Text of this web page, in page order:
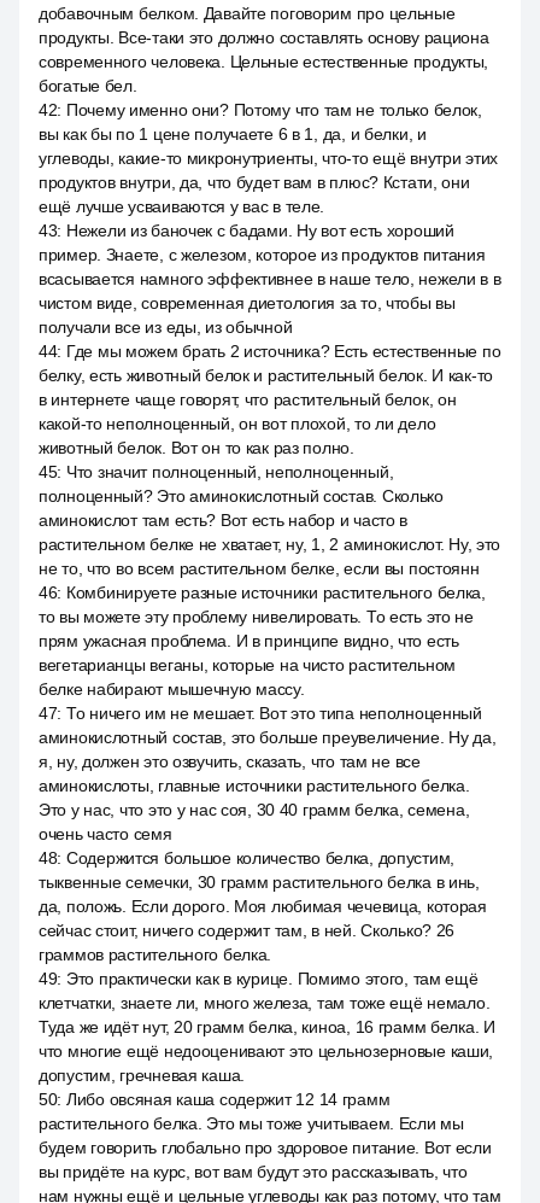
добавочным белком. Давайте поговорим про цельные
продукты. Все-таки это должно составлять основу рациона
современного человека. Цельные естественные продукты,
богатые бел.
42: Почему именно они? Потому что там не только белок,
вы как бы по 1 цене получаете 6 в 1, да, и белки, и
углеводы, какие-то микронутриенты, что-то ещё внутри этих
продуктов внутри, да, что будет вам в плюс? Кстати, они
ещё лучше усваиваются у вас в теле.
43: Нежели из баночек с бадами. Ну вот есть хороший
пример. Знаете, с железом, которое из продуктов питания
всасывается намного эффективнее в наше тело, нежели в в
чистом виде, современная диетология за то, чтобы вы
получали все из еды, из обычной
44: Где мы можем брать 2 источника? Есть естественные по
белку, есть животный белок и растительный белок. И как-то
в интернете чаще говорят, что растительный белок, он
какой-то неполноценный, он вот плохой, то ли дело
животный белок. Вот он то как раз полно.
45: Что значит полноценный, неполноценный,
полноценный? Это аминокислотный состав. Сколько
аминокислот там есть? Вот есть набор и часто в
растительном белке не хватает, ну, 1, 2 аминокислот. Ну, это
не то, что во всем растительном белке, если вы постоянн
46: Комбинируете разные источники растительного белка,
то вы можете эту проблему нивелировать. То есть это не
прям ужасная проблема. И в принципе видно, что есть
вегетарианцы веганы, которые на чисто растительном
белке набирают мышечную массу.
47: То ничего им не мешает. Вот это типа неполноценный
аминокислотный состав, это больше преувеличение. Ну да,
я, ну, должен это озвучить, сказать, что там не все
аминокислоты, главные источники растительного белка.
Это у нас, что это у нас соя, 30 40 грамм белка, семена,
очень часто семя
48: Содержится большое количество белка, допустим,
тыквенные семечки, 30 грамм растительного белка в инь,
да, положь. Если дорого. Моя любимая чечевица, которая
сейчас стоит, ничего содержит там, в ней. Сколько? 26
граммов растительного белка.
49: Это практически как в курице. Помимо этого, там ещё
клетчатки, знаете ли, много железа, там тоже ещё немало.
Туда же идёт нут, 20 грамм белка, киноа, 16 грамм белка. И
что многие ещё недооценивают это цельнозерновые каши,
допустим, гречневая каша.
50: Либо овсяная каша содержит 12 14 грамм
растительного белка. Это мы тоже учитываем. Если мы
будем говорить глобально про здоровое питание. Вот если
вы придёте на курс, вот вам будут это рассказывать, что
нам нужны ещё и цельные углеводы как раз потому, что там